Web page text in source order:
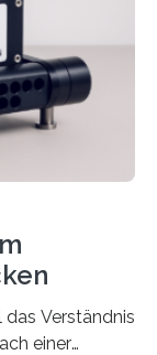
das Verständnis
einer